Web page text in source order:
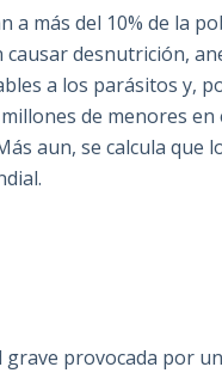
más del 10% de la
desnutrición,
a los parásitos y,
de menores
aun, se calcula que
grave provocada por